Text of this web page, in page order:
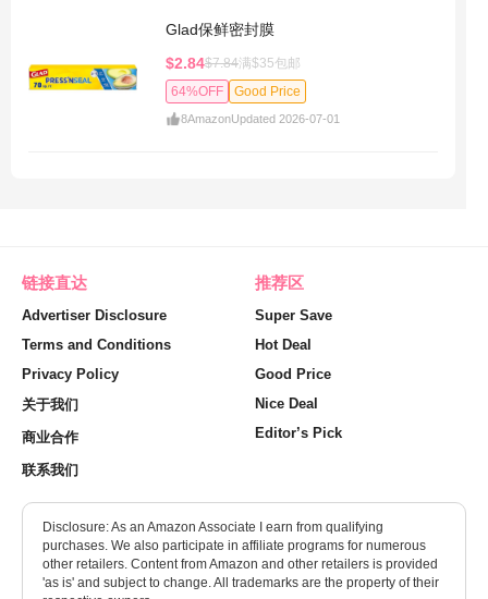
Glad保鲜密封膜
$2.84$7.84满$35包邮
64%OFF
Good Price
8AmazonUpdated 2026-07-01
链接直达
Advertiser Disclosure
Terms and Conditions
Privacy Policy
关于我们
商业合作
联系我们
推荐区
Super Save
Hot Deal
Good Price
Nice Deal
Editor’s Pick
Disclosure: As an Amazon Associate I earn from qualifying
purchases. We also participate in affiliate programs for numerous
other retailers. Content from Amazon and other retailers is provided
'as is' and subject to change. All trademarks are the property of their